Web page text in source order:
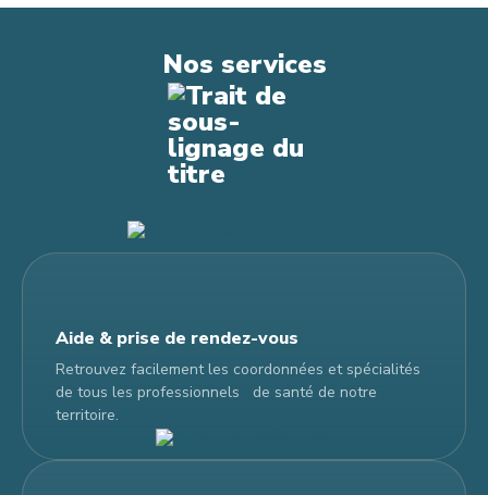
Nos services
Aide & prise de rendez-vous
Retrouvez facilement les coordonnées et spécialités
de tous les professionnels de santé de notre
territoire.